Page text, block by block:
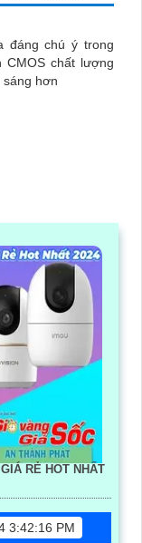
đáng chú ý trong
hơn
RẺ HOT NHẤT
3:42:16 PM